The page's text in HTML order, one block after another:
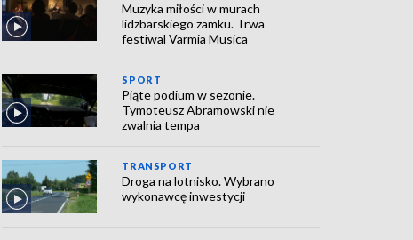
Muzyka miłości w murach
lidzbarskiego zamku. Trwa
festiwal Varmia Musica
SPORT
Piąte podium w sezonie.
Tymoteusz Abramowski nie
zwalnia tempa
TRANSPORT
Droga na lotnisko. Wybrano
wykonawcę inwestycji